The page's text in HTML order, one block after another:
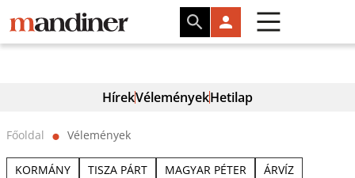
HírekVéleményekHetilap
Főoldal ⬤ Vélemények
KORMÁNY TISZA PÁRT MAGYAR PÉTER
ÁRVÍZ